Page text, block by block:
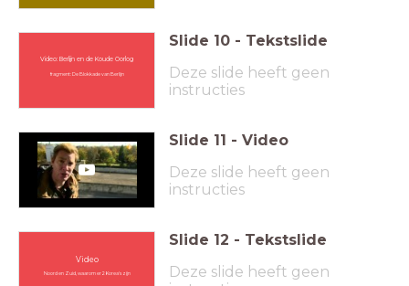
Video: Berlijn en de Koude Oorlog
fragment: De Blokkade van Berlijn
Slide 10 - Tekstslide
Deze slide heeft geen
instructies
Slide 11 - Video
Deze slide heeft geen
instructies
Video
Noord en Zuid, waarom er 2 Korea's zijn
Slide 12 - Tekstslide
Deze slide heeft geen